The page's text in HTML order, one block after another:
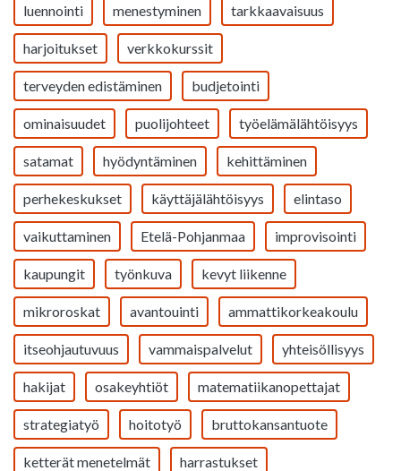
luennointi menestyminen tarkkaavaisuus
harjoitukset verkkokurssit
terveyden edistäminen budjetointi
ominaisuudet puolijohteet työelämälähtöisyys
satamat hyödyntäminen kehittäminen
perhekeskukset käyttäjälähtöisyys elintaso
vaikuttaminen Etelä-Pohjanmaa improvisointi
kaupungit työnkuva kevyt liikenne
mikroroskat avantouinti ammattikorkeakoulu
itseohjautuvuus vammaispalvelut yhteisöllisyys
hakijat osakeyhtiöt matematiikanopettajat
strategiatyö hoitotyö bruttokansantuote
ketterät menetelmät harrastukset